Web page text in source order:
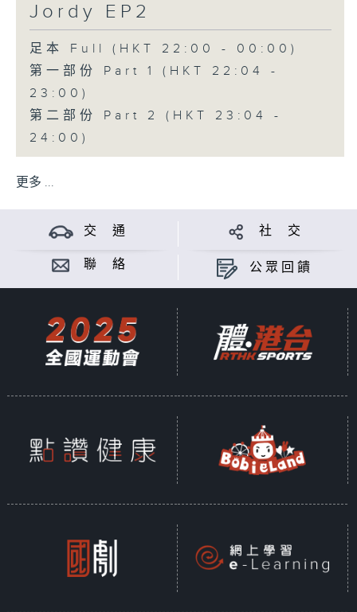
Jordy EP2
足本 Full (HKT 22:00 - 00:00)
第一部份 Part 1 (HKT 22:04 -
23:00)
第二部份 Part 2 (HKT 23:04 -
24:00)
更多 ...
交 通 社 交
聯 絡 公眾回饋